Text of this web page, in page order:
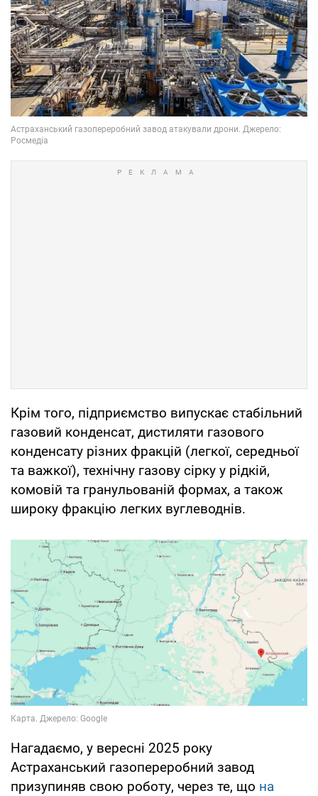
Крім того, підприємство випускає стабільний
газовий конденсат, дистиляти газового
конденсату різних фракцій (легкої, середньої
та важкої), технічну газову сірку у рідкій,
комовій та гранульованій формах, а також
широку фракцію легких вуглеводнів.
Нагадаємо, у вересні 2025 року
Астраханський газопереробний завод
призупиняв свою роботу, через те, що на